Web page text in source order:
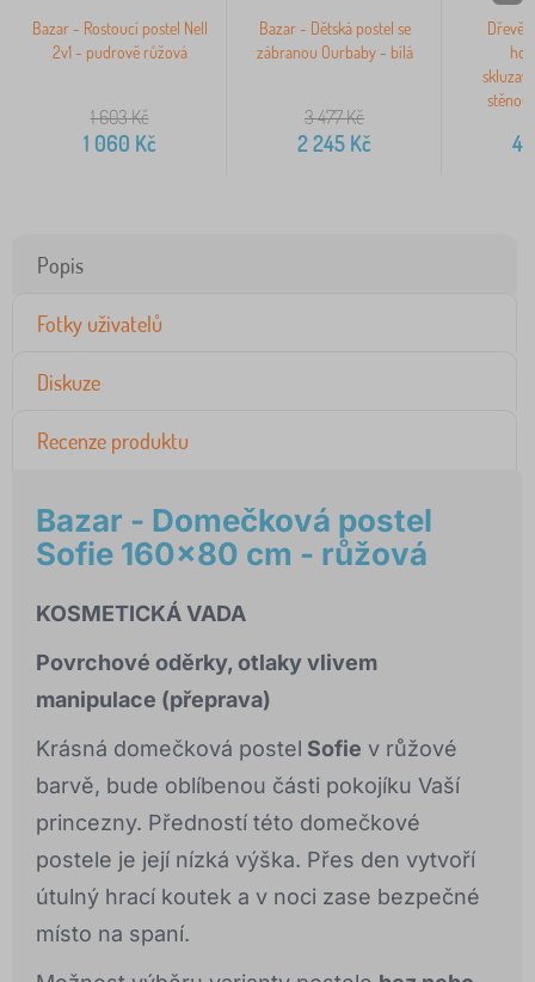
Bazar - Rostoucí postel Nell
2v1 - pudrově růžová
1 603Kč
1 060 Kč
Bazar - Dětská postel se
zábranou Ourbaby - bílá
3 477Kč
2 245 Kč 4
Popis
Fotky uživatelů
Diskuze
Recenze produktu
Bazar - Domečková postel
Sofie 160x80 cm - růžová
KOSMETICKÁ VADA
Povrchové oděrky, otlaky vlivem
manipulace (přeprava)
Krásná domečková postel Sofie v růžové
barvě, bude oblíbenou části pokojíku Vaší
princezny. Předností této domečkové
postele je její nízká výška. Přes den vytvoří
útulný hrací koutek a v noci zase bezpečné
místo na spaní.